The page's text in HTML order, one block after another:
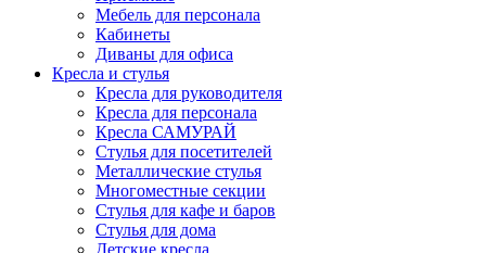
Мебель для персонала
Кабинеты
Диваны для офиса
Кресла и стулья
Кресла для руководителя
Кресла для персонала
Кресла САМУРАЙ
Стулья для посетителей
Металлические стулья
Многоместные секции
Стулья для кафе и баров
Стулья для дома